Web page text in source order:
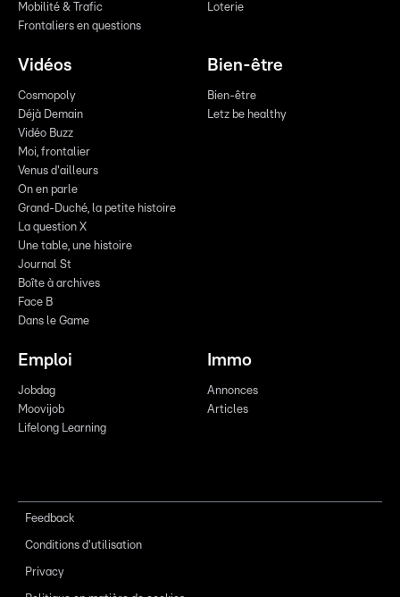
Mobilité & Trafic
Frontaliers en questions
Loterie
Vidéos
Cosmopoly
Déjà Demain
Vidéo Buzz
Moi, frontalier
Venus d'ailleurs
On en parle
Grand-Duché, la petite histoire
La question X
Une table, une histoire
Journal St
Boîte à archives
Face B
Dans le Game
Bien-être
Bien-être
Letz be healthy
Emploi
Jobdag
Moovijob
Lifelong Learning
Immo
Annonces
Articles
Feedback
Conditions d'utilisation
Privacy